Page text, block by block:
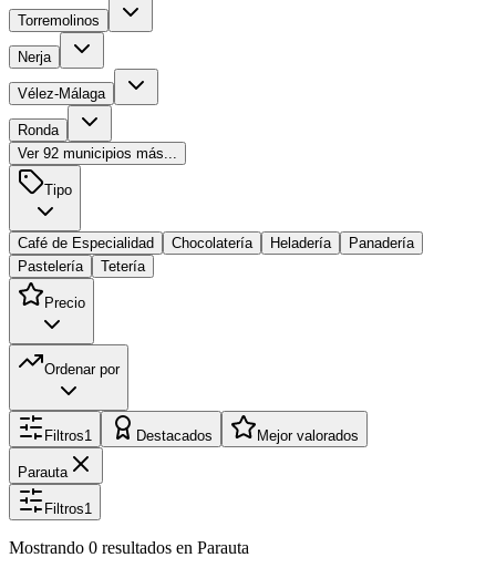
Torremolinos
Nerja
Vélez-Málaga
Ronda
Ver 92 municipios más...
Tipo
Café de Especialidad Chocolatería Heladería
Panadería
Pastelería
Tetería
Precio
Ordenar por
Filtros1 Destacados Mejor valorados
Parauta
Filtros1
Mostrando 0 resultados en Parauta